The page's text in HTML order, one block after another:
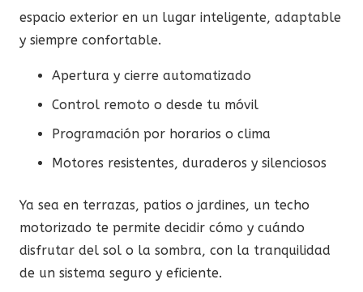
espacio exterior en un lugar inteligente, adaptable
y siempre confortable.
Apertura y cierre automatizado
Control remoto o desde tu móvil
Programación por horarios o clima
Motores resistentes, duraderos y silenciosos
Ya sea en terrazas, patios o jardines, un techo
motorizado te permite decidir cómo y cuándo
disfrutar del sol o la sombra, con la tranquilidad
de un sistema seguro y eficiente.